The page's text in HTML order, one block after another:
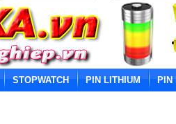
STOPWATCH PIN LITHIUM PIN